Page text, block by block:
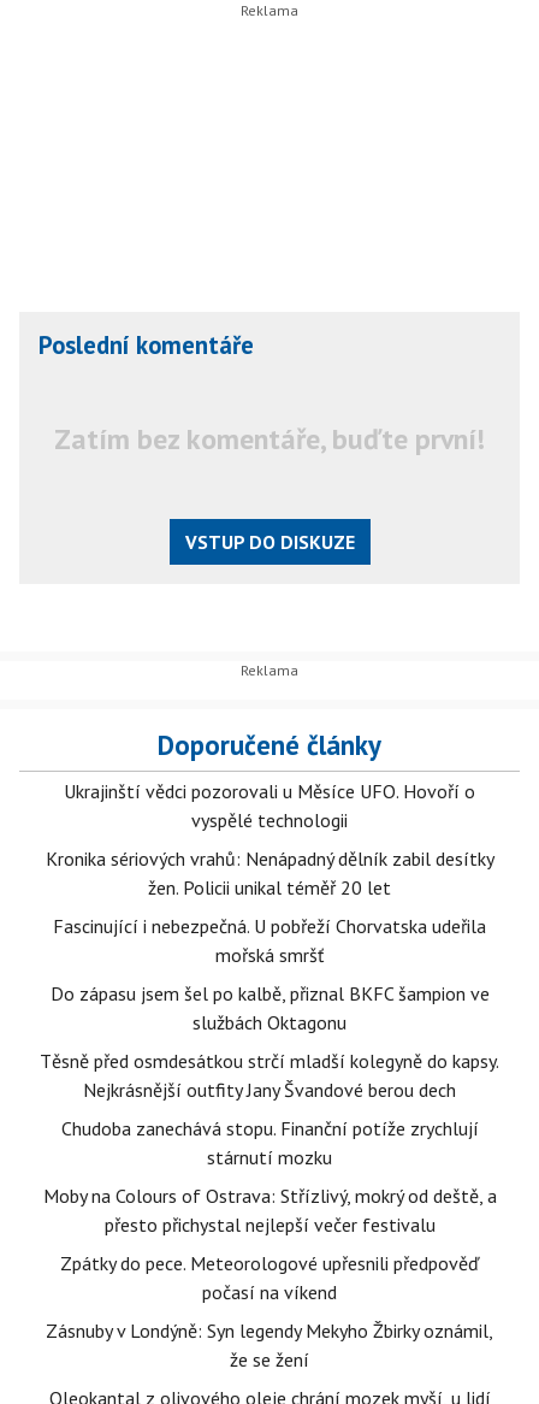
Poslední komentáře
Zatím bez komentáře, buďte první!
VSTUP DO DISKUZE
Doporučené články
Ukrajinští vědci pozorovali u Měsíce UFO. Hovoří o
vyspělé technologii
Kronika sériových vrahů: Nenápadný dělník zabil desítky
žen. Policii unikal téměř 20 let
Fascinující i nebezpečná. U pobřeží Chorvatska udeřila
mořská smršť
Do zápasu jsem šel po kalbě, přiznal BKFC šampion ve
službách Oktagonu
Těsně před osmdesátkou strčí mladší kolegyně do kapsy.
Nejkrásnější outfity Jany Švandové berou dech
Chudoba zanechává stopu. Finanční potíže zrychlují
stárnutí mozku
Moby na Colours of Ostrava: Střízlivý, mokrý od deště, a
přesto přichystal nejlepší večer festivalu
Zpátky do pece. Meteorologové upřesnili předpověď
počasí na víkend
Zásnuby v Londýně: Syn legendy Mekyho Žbirky oznámil,
že se žení
Oleokantal z olivového oleje chrání mozek myší, u lidí